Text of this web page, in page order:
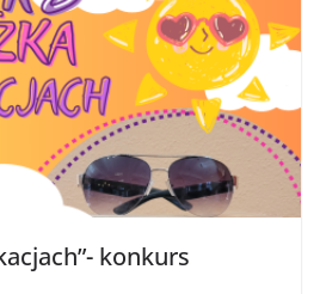
konkurs